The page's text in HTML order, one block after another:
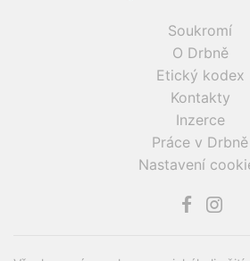
Soukromí
O Drbně
Etický kodex
Kontakty
Inzerce
Práce v Drbně
Nastavení